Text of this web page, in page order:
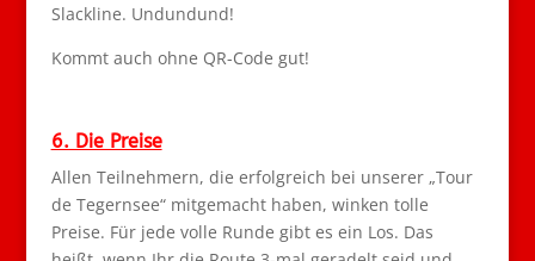
Slackline. Undundund!
Kommt auch ohne QR-Code gut!
6. Die Preise
Allen Teilnehmern, die erfolgreich bei unserer „Tour
de Tegernsee“ mitgemacht haben, winken tolle
Preise. Für jede volle Runde gibt es ein Los. Das